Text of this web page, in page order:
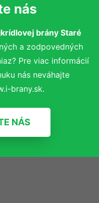
nás
brány Staré
a zodpovedných
Pre viac informácií
nás neváhajte
brany.sk.
NÁS